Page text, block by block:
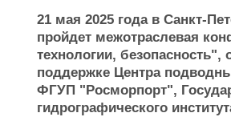
21 мая 2025 года в Санкт-
пройдет межотраслевая
технологии,
поддержке Центра
ФГУП "Росморпорт",
гидрографического